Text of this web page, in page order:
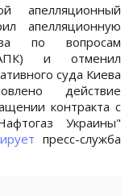
апелляционную
по вопросам
и отменил
суда Киева
действие
контракта с
Украины"
пресс-служба